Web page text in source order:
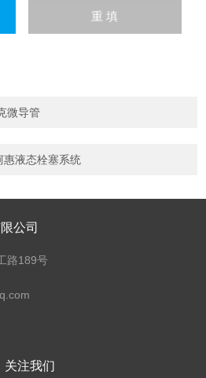
微导管
液态栓塞系统
公司
路189号
关注我们